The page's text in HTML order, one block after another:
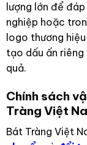
lượng lớn để
nghiệp hoặc
logo thương
tạo dấu ấn riêng
quả.
Chính sách
Tràng Việt
Bát Tràng Việt